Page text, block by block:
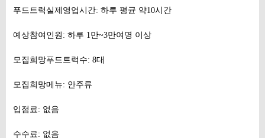
푸드트럭실제영업시간: 하루 평균 약10시간
예상참여인원: 하루 1만~3만여명 이상
모집희망푸드트럭수: 8대
모집희망메뉴: 안주류
입점료: 없음
수수료: 없음